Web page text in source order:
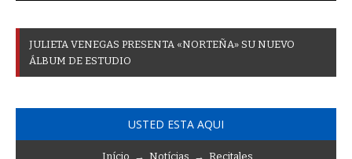
A_
USTED ESTA AQUI
Início→Notícias→Recitales